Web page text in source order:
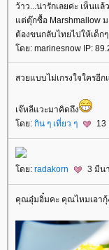
ว้าว...น่ารักเลยค่ะ เห็นแล้
ต่ตุ๊กซื้อ Marshmallow ม
ต้องขนกลับไทยไปให้เด็ก
ดย: marinesnow IP:
สวยแบบไม่เกรงใจใครอี
เจ๊หลีแวะมาคิดถึง
ดย: กิน ๆ เที่ยว ๆ 13
ดย: radakorn 3 มีน
คุณอุ๋มอิ๋มคะ คุณไหมเอากุ้